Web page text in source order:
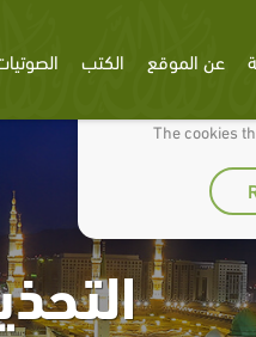
We use cookies to
The cookies
عن الموقع الكتب